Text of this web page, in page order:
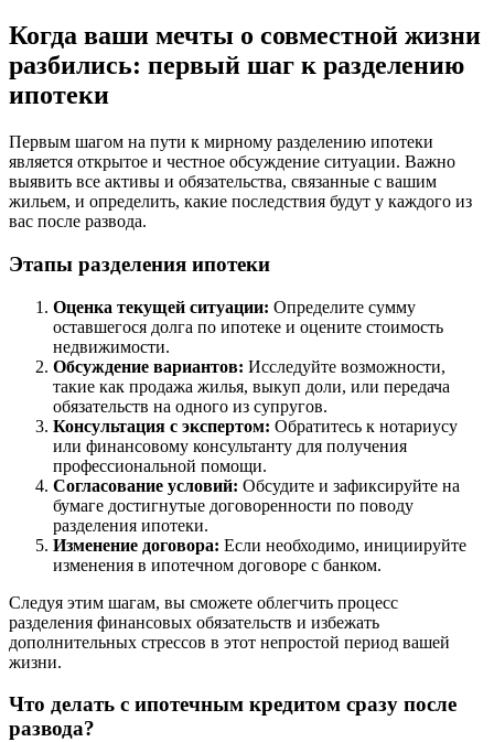
Когда ваши мечты о совместной жизни
разбились: первый шаг к разделению
ипотеки
Первым шагом на пути к мирному разделению ипотеки
является открытое и честное обсуждение ситуации. Важно
выявить все активы и обязательства, связанные с вашим
жильем, и определить, какие последствия будут у каждого из
вас после развода.
Этапы разделения ипотеки
Оценка текущей ситуации: Определите сумму
оставшегося долга по ипотеке и оцените стоимость
недвижимости.
Обсуждение вариантов: Исследуйте возможности,
такие как продажа жилья, выкуп доли, или передача
обязательств на одного из супругов.
Консультация с экспертом: Обратитесь к нотариусу
или финансовому консультанту для получения
профессиональной помощи.
Согласование условий: Обсудите и зафиксируйте на
бумаге достигнутые договоренности по поводу
разделения ипотеки.
Изменение договора: Если необходимо, инициируйте
изменения в ипотечном договоре с банком.
Следуя этим шагам, вы сможете облегчить процесс
разделения финансовых обязательств и избежать
дополнительных стрессов в этот непростой период вашей
жизни.
Что делать с ипотечным кредитом сразу после
развода?